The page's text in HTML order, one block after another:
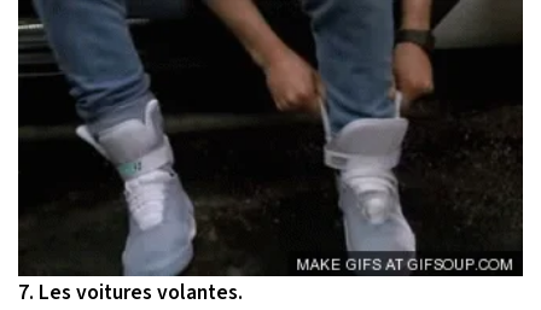
7. Les voitures volantes.